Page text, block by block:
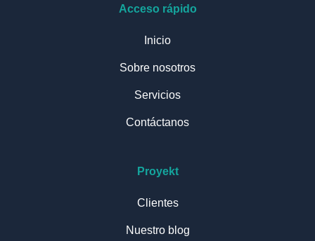
Acceso rápido
Inicio
Sobre nosotros
Servicios
Contáctanos
Proyekt
Clientes
Nuestro blog